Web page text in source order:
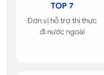
TOP 7
Đơn vị hỗ trợ thị thực
đi nước ngoài